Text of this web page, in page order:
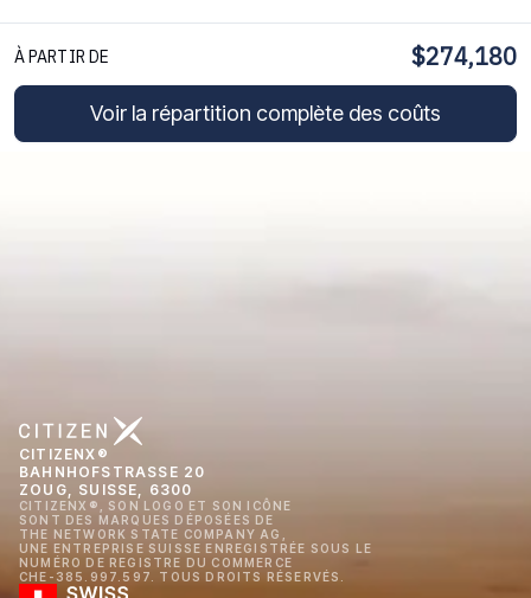
À PARTIR DE $274,180
Voir la répartition complète des coûts
CITIZENX®
BAHNHOFSTRASSE 20
ZOUG, SUISSE, 6300
CITIZENX®, SON LOGO ET SON ICÔNE
SONT DES MARQUES DÉPOSÉES DE
THE NETWORK STATE COMPANY AG,
UNE ENTREPRISE SUISSE ENREGISTRÉE SOUS LE
NUMÉRO DE REGISTRE DU COMMERCE
CHE-385.997.597. TOUS DROITS RÉSERVÉS.